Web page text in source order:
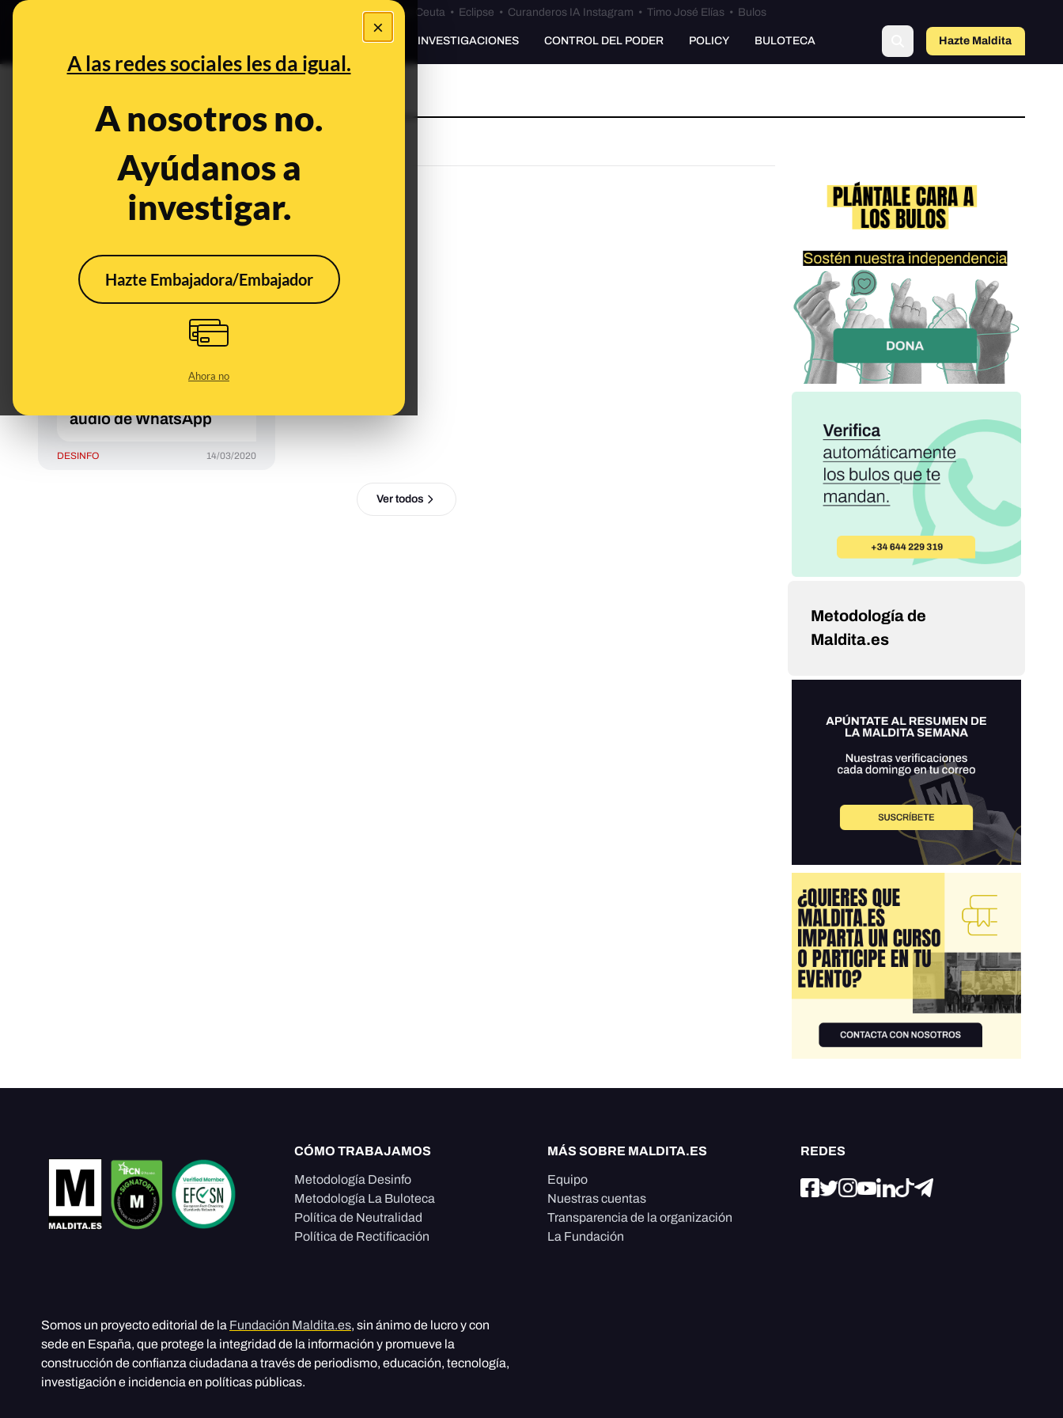
×
A las redes sociales les da igual.
A nosotros no.
Ayúdanos a
investigar.
Hazte Embajadora/Embajador
Ahora no
Especial Ceuta•Bulos Ceuta • Eclipse • Curanderos IA Instagram • Timo José Elías • Bulos
PREBUNKING INVESTIGACIONES CONTROL DEL PODER POLICY BULOTECA Hazte Maldita
La Manga
madrileños confinados
Hotel Cavanna de la
audio de WhatsApp
DESINFO 14/03/2020
Ver todos
Metodología de
Maldita.es
CÓMO TRABAJAMOS
Metodología Desinfo
Metodología La Buloteca
Política de Neutralidad
Política de Rectificación
MÁS SOBRE MALDITA.ES
Equipo
Nuestras cuentas
Transparencia de la organización
La Fundación
REDES
Somos un proyecto editorial de la Fundación Maldita.es, sin ánimo de lucro y con
sede en España, que protege la integridad de la información y promueve la
construcción de confianza ciudadana a través de periodismo, educación, tecnología,
investigación e incidencia en políticas públicas.